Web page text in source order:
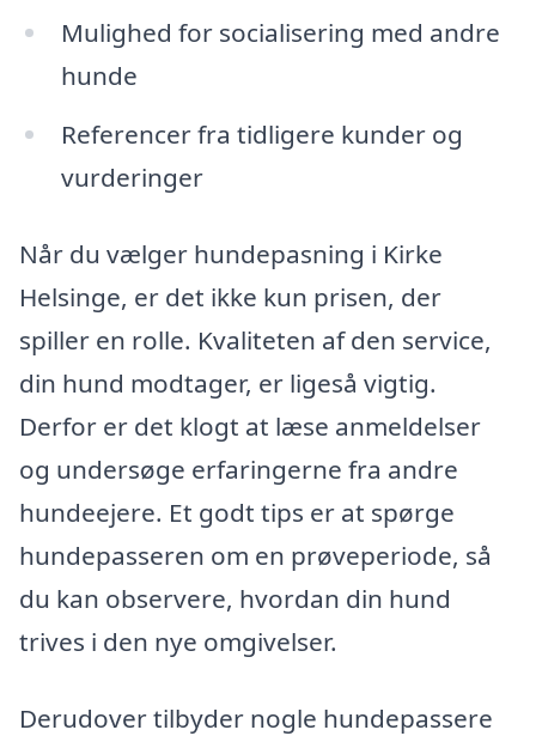
Mulighed for socialisering med andre
hunde
Referencer fra tidligere kunder og
vurderinger
Når du vælger hundepasning i Kirke
Helsinge, er det ikke kun prisen, der
spiller en rolle. Kvaliteten af den service,
din hund modtager, er ligeså vigtig.
Derfor er det klogt at læse anmeldelser
og undersøge erfaringerne fra andre
hundeejere. Et godt tips er at spørge
hundepasseren om en prøveperiode, så
du kan observere, hvordan din hund
trives i den nye omgivelser.
Derudover tilbyder nogle hundepassere